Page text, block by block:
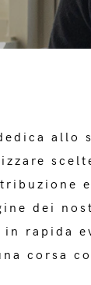
allo
dei
in rapida
corsa